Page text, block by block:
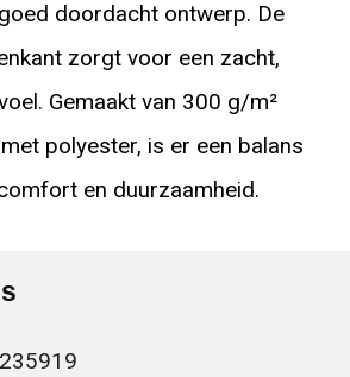
doordacht ontwerp. De
zorgt voor een zacht,
Gemaakt van 300 g/m²
polyester, is er een balans
en duurzaamheid.